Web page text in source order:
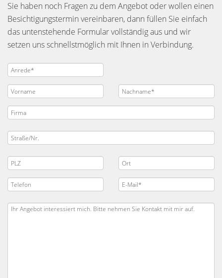
Sie haben noch Fragen zu dem Angebot oder wollen einen
Besichtigungstermin vereinbaren, dann füllen Sie einfach
das untenstehende Formular vollständig aus und wir
setzen uns schnellstmöglich mit Ihnen in Verbindung.